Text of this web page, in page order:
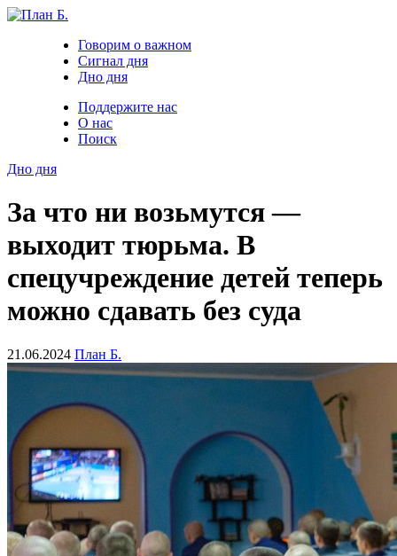
Говорим о важном
Сигнал дня
Дно дня
Поддержите нас
О нас
Поиск
Дно дня
За что ни возьмутся —
выходит тюрьма. В
спецучреждение детей теперь
можно сдавать без суда
21.06.2024 План Б.